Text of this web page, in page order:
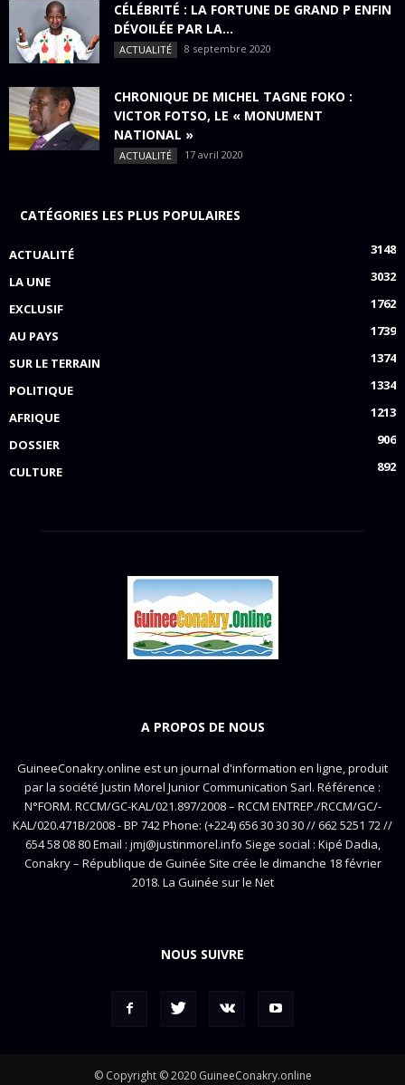
CÉLÉBRITÉ : LA FORTUNE DE GRAND P ENFIN
DÉVOILÉE PAR LA...
ACTUALITÉ 8 septembre 2020
CHRONIQUE DE MICHEL TAGNE FOKO :
VICTOR FOTSO, LE « MONUMENT
NATIONAL »
ACTUALITÉ 17 avril 2020
CATÉGORIES LES PLUS POPULAIRES
ACTUALITÉ
3148
LA UNE
3032
EXCLUSIF
1762
AU PAYS
1739
SUR LE TERRAIN
1374
POLITIQUE
1334
AFRIQUE
1213
DOSSIER
906
CULTURE
892
A PROPOS DE NOUS
GuineeConakry.online est un journal d'information en ligne, produit
par la société Justin Morel Junior Communication Sarl. Référence :
N°FORM. RCCM/GC-KAL/021.897/2008 – RCCM ENTREP./RCCM/GC/-
KAL/020.471B/2008 - BP 742 Phone: (+224) 656 30 30 30 // 662 5251 72 //
654 58 08 80 Email : jmj@justinmorel.info Siege social : Kipé Dadia,
Conakry – République de Guinée Site crée le dimanche 18 février
2018. La Guinée sur le Net
NOUS SUIVRE
© Copyright © 2020 GuineeConakry.online